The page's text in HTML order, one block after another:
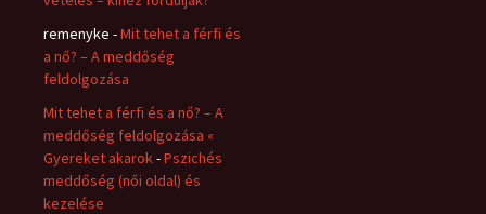
remenyke -Mit tehet a férfi és
a nő? – A meddőség
feldolgozása
Mit tehet a férfi és a nő? – A
meddőség feldolgozása «
Gyereket akarok-Pszichés
meddőség (női oldal) és
kezelése